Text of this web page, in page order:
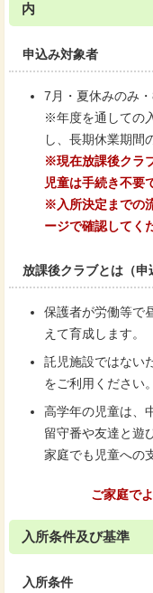
内
申込み対象者
7月・夏休みのみ
※年度を通しての
し、長期休業期間
※現在放課後クラ
児童は手続き不要
※入所決定までの
ージで確認してく
放課後クラブとは（申
保護者が労働等で
えて育成します。
託児施設ではない
をご利用ください。
高学年の児童は、
留守番や友達と遊
家庭でも児童への
ご家庭でよ
入所条件及び基準
入所条件